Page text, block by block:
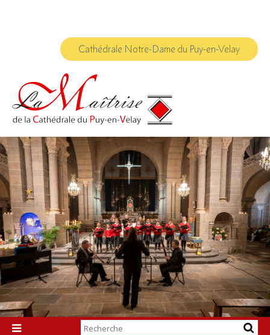
Cathédrale Notre-Dame du Puy-en-Velay

Chercher par